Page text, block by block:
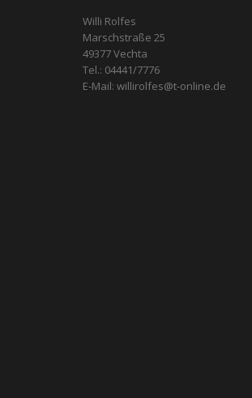
Willi Rolfes
Marschstraße 25
49377 Vechta
Tel.: 04441/7776
E-Mail: willirolfes@t-online.de